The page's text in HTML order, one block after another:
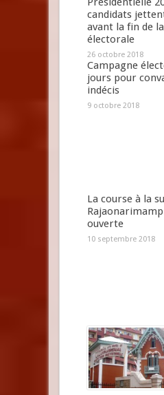
candidats
avant la fin de
électorale
26 octobre 2018
Campagne
jours pour
indécis
9 octobre 2018
La course à la
ouverte
10 septembre 2018